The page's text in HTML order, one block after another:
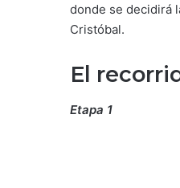
donde se decidirá
Cristóbal.
El
Etapa 1